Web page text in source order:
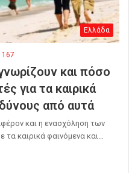
Ελλάδα
167
και πόσο
για τα καιρικά
από αυτά
και η ενασχόληση των
καιρικά φαινόμενα και…